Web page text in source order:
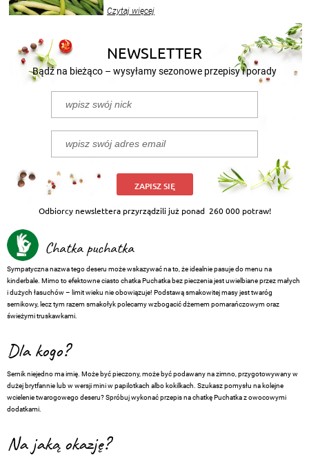
nasze propozycje!
Czytaj więcej
NEWSLETTER
Bądź na bieżąco – wysyłamy sezonowe przepisy i porady
ZAPISZ SIĘ
Odbiorcy newslettera przyrządzili już ponad 260 000 potraw!
Chatka puchatka
Sympatyczna nazwa tego deseru może wskazywać na to, że idealnie pasuje do menu na
kinderbale. Mimo to efektowne ciasto chatka Puchatka bez pieczenia jest uwielbiane przez małych
i dużych łasuchów – limit wieku nie obowiązuje! Podstawą smakowitej masy jest twaróg
sernikowy, lecz tym razem smakołyk polecamy wzbogacić dżemem pomarańczowym oraz
świeżymi truskawkami.
Dla kogo?
Sernik niejedno ma imię. Może być pieczony, może być podawany na zimno, przygotowywany w
dużej brytfannie lub w wersji mini w papilotkach albo kokilkach. Szukasz pomysłu na kolejne
wcielenie twarogowego deseru? Spróbuj wykonać przepis na chatkę Puchatka z owocowymi
dodatkami.
Na jaką okazję?